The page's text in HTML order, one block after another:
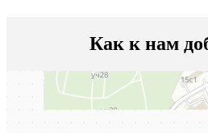
Как к нам